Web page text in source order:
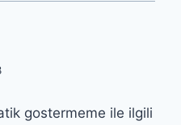
gostermeme ile ilgili